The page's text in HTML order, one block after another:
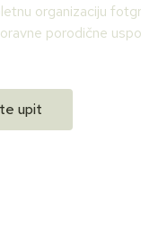
organizaciju
porodične
upit